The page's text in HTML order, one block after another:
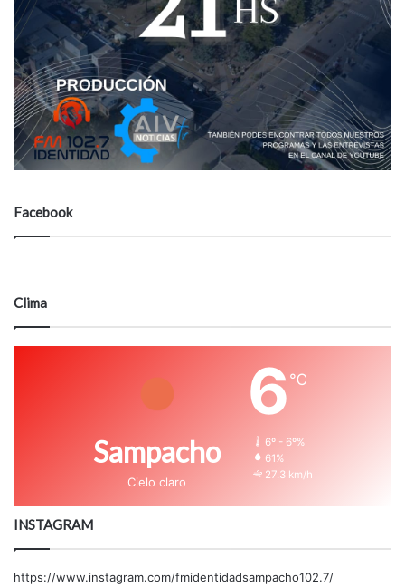
Facebook
Clima
Sampacho
Cielo claro
6 ℃
6º - 6º%
61%
27.3 km/h
INSTAGRAM
https://www.instagram.com/fmidentidadsampacho102.7/